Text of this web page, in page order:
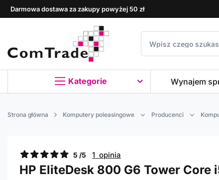
Darmowa dostawa za zakupy powyżej 50 zł
Kategorie Wynajem
Strona główna Komputery poleasingowe Producenci
5 /5 1 opinia
HP EliteDesk 800 G6 Tower Core